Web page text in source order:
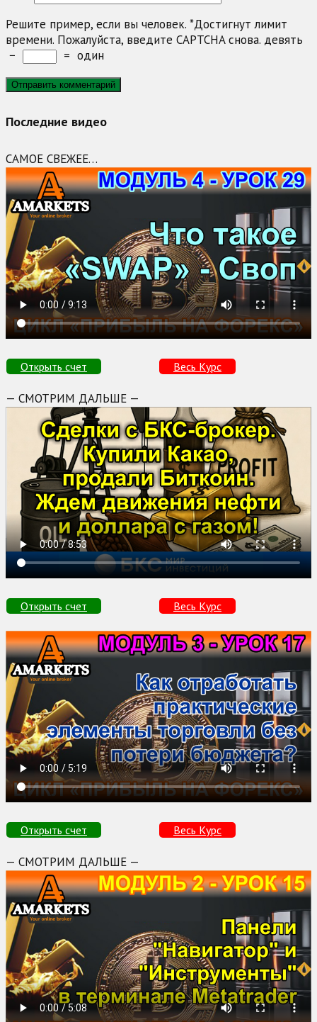
Решите пример, если вы человек. *Достигнут лимит
времени. Пожалуйста, введите CAPTCHA снова. девять
−
= один
Последние видео
САМОЕ СВЕЖЕЕ…
Открыть счет Весь Курс
— СМОТРИМ ДАЛЬШЕ —
Открыть счет Весь Курс
Открыть счет Весь Курс
— СМОТРИМ ДАЛЬШЕ —